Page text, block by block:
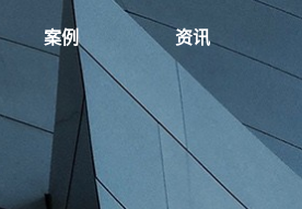
案例 资讯